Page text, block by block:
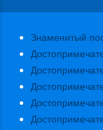
Знаменитый